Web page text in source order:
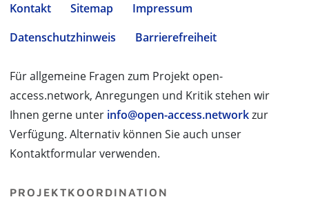
Kontakt Sitemap
Impressum
Datenschutzhinweis
Barrierefreiheit
Für allgemeine Fragen zum Projekt open-
access.network, Anregungen und Kritik stehen wir
Ihnen gerne unter info@open-access.networkzur
Verfügung. Alternativ können Sie auch unser
Kontaktformular verwenden.
PROJEKTKOORDINATION